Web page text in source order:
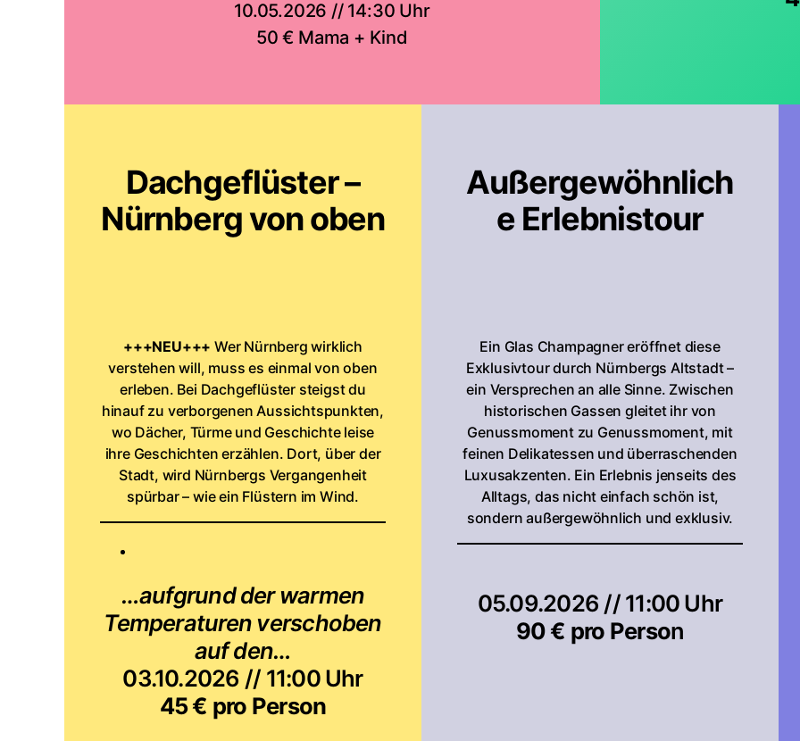
10.05.2026 // 14:30 Uhr
50 € Mama + Kind
Dachgeflüster –
Nürnberg von oben
+++NEU+++ Wer Nürnberg wirklich
verstehen will, muss es einmal von oben
erleben. Bei Dachgeflüster steigst du
hinauf zu verborgenen Aussichtspunkten,
wo Dächer, Türme und Geschichte leise
ihre Geschichten erzählen. Dort, über der
Stadt, wird Nürnbergs Vergangenheit
spürbar – wie ein Flüstern im Wind.
…aufgrund der warmen
Temperaturen verschoben
auf den…
03.10.2026 // 11:00 Uhr
45 € pro Person
Außergewöhnlich
e Erlebnistour
Ein Glas Champagner eröffnet diese
Exklusivtour durch Nürnbergs Altstadt –
ein Versprechen an alle Sinne. Zwischen
historischen Gassen gleitet ihr von
Genussmoment zu Genussmoment, mit
feinen Delikatessen und überraschenden
Luxusakzenten. Ein Erlebnis jenseits des
Alltags, das nicht einfach schön ist,
sondern außergewöhnlich und exklusiv.
05.09.2026 // 11:00 Uhr
90 € pro Person